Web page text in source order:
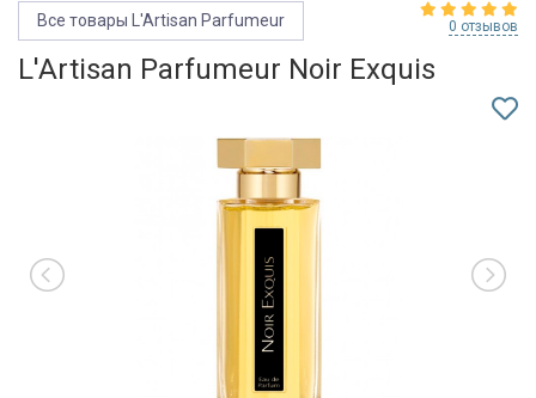
Все товары L'Artisan Parfumeur 0 отзывов
L'Artisan Parfumeur Noir Exquis